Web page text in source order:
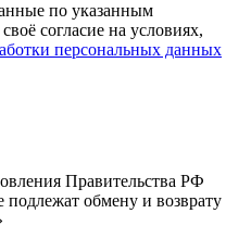
по указанным
согласие на условиях,
персональных данных
Правительства РФ
обмену и возврату